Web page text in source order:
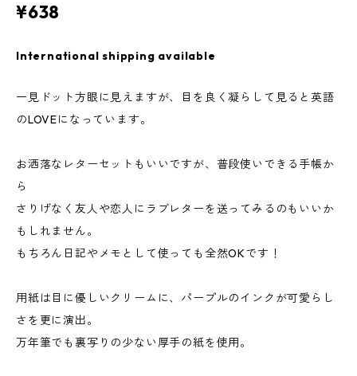
¥638
International shipping available
一見ドット方眼に見えますが、目を良く凝らして見ると英語
のLOVEになっています。
お洒落なレターセットもいいですが、普段使いできる手帳か
ら
さりげなく友人や恋人にラブレターを送ってみるのもいいか
もしれません。
もちろん日記やメモとして使っても全然OKです！
用紙は目に優しいクリームに、パープルのインクが可愛らし
さを更に演出。
万年筆でも裏写りの少ない厚手の紙を使用。